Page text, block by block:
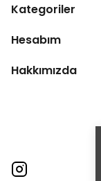
Kategoriler
Hesabım
Hakkımızda